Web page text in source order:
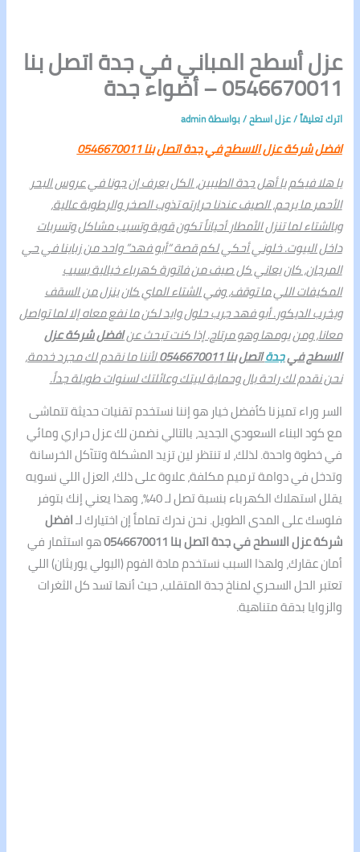
عزل أسطح المباني في جدة اتصل بنا
0546670011 – أضواء جدة
اترك تعليقاً/عزل اسطح/ بواسطةadmin
افضل شركة عزل الاسطح في جدة اتصل بنا 0546670011
يا هلا فيكم يا أهل جدة الطيبين، الكل يعرف إن جونا في عروس البحر
الأحمر ما يرحم، الصيف عندنا حرارته تذوب الصخر والرطوبة عالية،
وبالشتاء لما تنزل الأمطار أحياناً تكون قوية وتسبب مشاكل وتسربات
داخل البيوت. خلوني أحكي لكم قصة “أبو فهد” واحد من زباينا في حي
المرجان، كان يعاني كل صيف من فاتورة كهرباء خيالية بسبب
المكيفات اللي ما توقف، وفي الشتاء الماي كان ينزل من السقف
ويخرب الديكور. أبو فهد جرب حلول وايد لكن ما نفع معاه إلا لما تواصل
معانا، ومن يومها وهو مرتاح. إذا كنت تبحث عنافضل شركة عزل
الاسطح فيجدةاتصل بنا 0546670011
لأننا ما نقدم لك مجرد خدمة،
نحن نقدم لك راحة بال وحماية لبيتك وعائلتك لسنوات طويلة جداً.
السر وراء تميزنا كأفضل خيار هو إننا نستخدم تقنيات حديثة تتماشى
مع كود البناء السعودي الجديد، بالتالي نضمن لك عزل حراري ومائي
في خطوة واحدة. لذلك، لا تنتظر لين تزيد المشكلة وتتآكل الخرسانة
وتدخل في دوامة ترميم مكلفة، علاوة على ذلك، العزل اللي نسويه
يقلل استهلاك الكهرباء بنسبة تصل لـ 40%، وهذا يعني إنك بتوفر
فلوسك على المدى الطويل. نحن ندرك تماماً إن اختيارك لـافضل
شركة عزل الاسطح في جدة اتصل بنا 0546670011
هو استثمار في
أمان عقارك، ولهذا السبب نستخدم مادة الفوم (البولي يوريثان) اللي
تعتبر الحل السحري لمناخ جدة المتقلب، حيث أنها تسد كل الثغرات
والزوايا بدقة متناهية.